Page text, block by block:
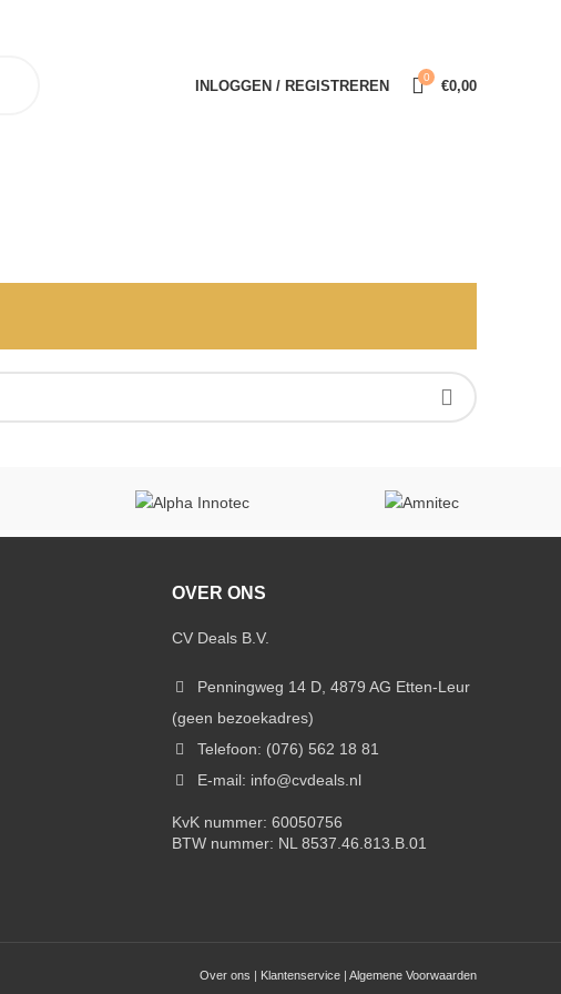
INLOGGEN / REGISTREREN 0 €0,00
OVER ONS
CV Deals B.V.
Penningweg 14 D, 4879 AG Etten-Leur
(geen bezoekadres)
Telefoon: (076) 562 18 81
E-mail: info@cvdeals.nl
KvK nummer: 60050756
BTW nummer: NL 8537.46.813.B.01
Over ons Klantenservice Algemene Voorwaarden